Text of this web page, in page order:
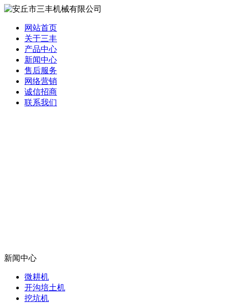
网站首页
关于三丰
产品中心
新闻中心
售后服务
网络营销
诚信招商
联系我们
新闻中心
微耕机
开沟培土机
挖坑机